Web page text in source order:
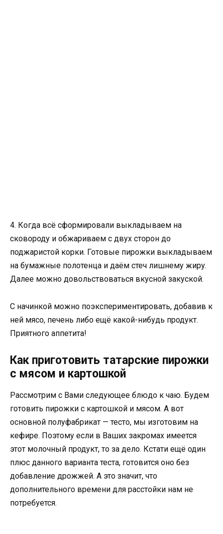
4. Когда всё сформировали выкладываем на
сковороду и обжариваем с двух сторон до
поджаристой корки. Готовые пирожки выкладываем
на бумажные полотенца и даём стеч лишнему жиру.
Далее можно довольствоваться вкусной закуской.
С начинкой можно поэкспериментировать, добавив к
ней мясо, печень либо ещё какой-нибудь продукт.
Приятного аппетита!
Как приготовить татарские пирожки
с мясом и картошкой
Рассмотрим с Вами следующее блюдо к чаю. Будем
готовить пирожки с картошкой и мясом. А вот
основной полуфабрикат — тесто, мы изготовим на
кефире. Поэтому если в Ваших закромах имеется
этот молочный продукт, то за дело. Кстати ещё один
плюс данного варианта теста, готовится оно без
добавление дрожжей. А это значит, что
дополнительного времени для расстойки нам не
потребуется.